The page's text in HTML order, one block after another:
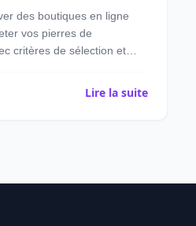
des boutiques en ligne
vos pierres de
critères de sélection et
Lire la suite